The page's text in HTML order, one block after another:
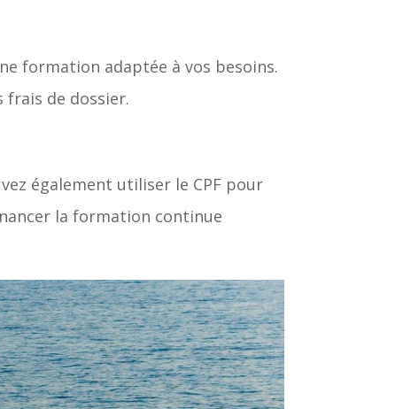
formation adaptée à vos besoins.
frais de dossier.
également utiliser le CPF pour
la formation continue